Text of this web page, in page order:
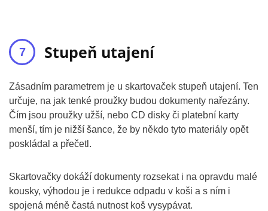
Stupeň utajení
Zásadním parametrem je u skartovaček stupeň utajení. Ten
určuje, na jak tenké proužky budou dokumenty nařezány.
Čím jsou proužky užší, nebo CD disky či platební karty
menší, tím je nižší šance, že by někdo tyto materiály opět
poskládal a přečetl.
Skartovačky dokáží dokumenty rozsekat i na opravdu malé
kousky, výhodou je i redukce odpadu v koši a s ním i
spojená méně častá nutnost koš vysypávat.